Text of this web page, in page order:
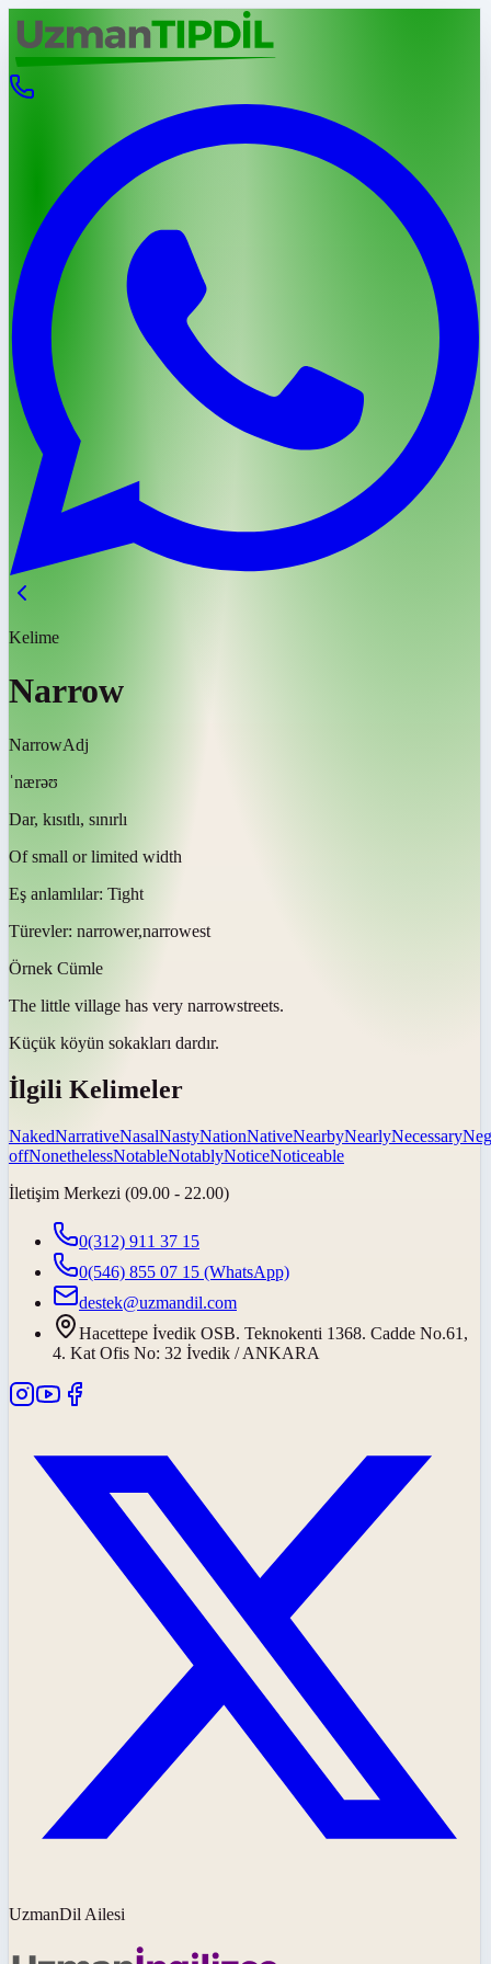
Kelime
Narrow
NarrowAdj
ˈnærəʊ
Dar, kısıtlı, sınırlı
Of small or limited width
Eş anlamlılar: Tight
Türevler: narrower,narrowest
Örnek Cümle
The little village has very narrowstreets.
Küçük köyün sokakları dardır.
İlgili Kelimeler
NakedNarrativeNasalNastyNationNativeNearbyNearlyNecessary
offNonethelessNotableNotablyNoticeNoticeable
İletişim Merkezi (09.00 - 22.00)
0(312) 911 37 15
0(546) 855 07 15 (WhatsApp)
destek@uzmandil.com
Hacettepe İvedik OSB. Teknokenti 1368. Cadde No.61,
4. Kat Ofis No: 32 İvedik / ANKARA
UzmanDil Ailesi